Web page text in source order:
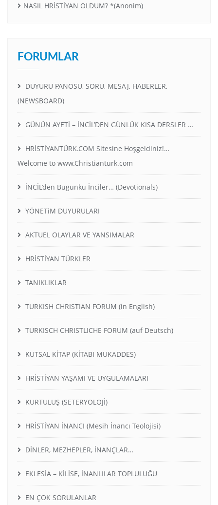
NASIL HRİSTİYAN OLDUM? *(Anonim)
FORUMLAR
DUYURU PANOSU, SORU, MESAJ, HABERLER,
(NEWSBOARD)
GÜNÜN AYETİ – İNCİL’DEN GÜNLÜK KISA DERSLER …
HRİSTİYANTÜRK.COM Sitesine Hoşgeldiniz!…
Welcome to www.Christianturk.com
İNCİL’den Bugünkü İnciler… (Devotionals)
YÖNETiM DUYURULARI
AKTUEL OLAYLAR VE YANSIMALAR
HRİSTİYAN TÜRKLER
TANIKLIKLAR
TURKISH CHRISTIAN FORUM (in English)
TURKISCH CHRISTLICHE FORUM (auf Deutsch)
KUTSAL KİTAP (KİTABI MUKADDES)
HRİSTİYAN YAŞAMI VE UYGULAMALARI
KURTULUŞ (SETERYOLOJİ)
HRİSTİYAN İNANCI (Mesih İnancı Teolojisi)
DİNLER, MEZHEPLER, İNANÇLAR…
EKLESİA – KİLİSE, İNANLILAR TOPLULUĞU
EN ÇOK SORULANLAR